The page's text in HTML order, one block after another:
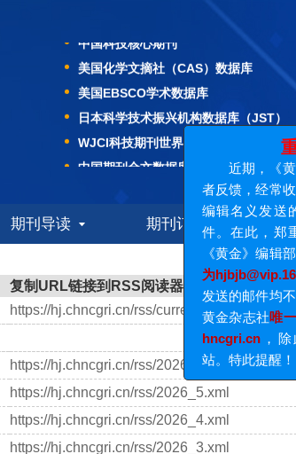
美国化学文摘社（CAS）数据库
美国EBSCO学术数据库
日本科学技术振兴机构数据库（JST）
WJCI科技期刊世界影响力指数报告
中国期刊全文数据库
中国核心期刊（遴选）数据库
中文科技期刊数据库
中国学术期刊综合评价数据库
美国化学文摘社（CAS）数据库
美国EBSCO学术数据库
日本科学技术振兴机构数据库（JST）
WJCI科技期刊世界影响力指数报告
中国期刊全文数据库
中国核心期刊（遴选）数据库
中文科技期刊数据库
中国学术期刊综合评价数据库
期刊导读 期刊订阅 资
复制URL链接到RSS阅读器
https://hj.chncgri.cn/rss/current.xml
https://hj.chncgri.cn/rss/2026_6.xml
https://hj.chncgri.cn/rss/2026_5.xml
https://hj.chncgri.cn/rss/2026_4.xml
https://hj.chncgri.cn/rss/2026_3.xml
重要
近期，《黄金》
者反馈，经常收到以《
编辑名义发送的各种
件。在此，郑重提
《黄金》编辑部与作
为hjbjb@vip.163.com
发送的邮件均不代表
黄金杂志社唯一官方
hncgri.cn，除此之
站。特此提醒！